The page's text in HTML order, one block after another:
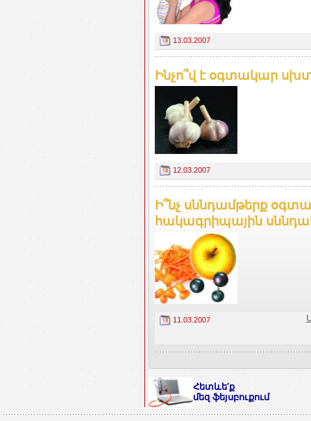
13.03.2007
Ինչո՞վ է օգտակար
12.03.2007
Ի՞նչ սննդամթերք
հակագրիպային
11.03.2007
Հետևե′ք
մեզ ֆեյսբուքում